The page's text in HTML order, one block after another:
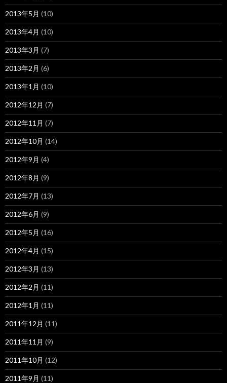
2013年5月 (10)
2013年4月 (10)
2013年3月 (7)
2013年2月 (6)
2013年1月 (10)
2012年12月 (7)
2012年11月 (7)
2012年10月 (14)
2012年9月 (4)
2012年8月 (9)
2012年7月 (13)
2012年6月 (9)
2012年5月 (16)
2012年4月 (15)
2012年3月 (13)
2012年2月 (11)
2012年1月 (11)
2011年12月 (11)
2011年11月 (9)
2011年10月 (12)
2011年9月 (11)